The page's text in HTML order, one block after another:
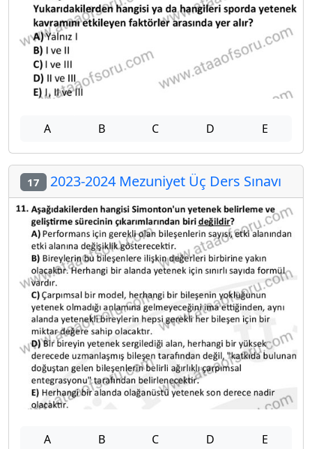
A B C D E
17 2023-2024 Mezuniyet Üç Ders Sınavı
A B C D E